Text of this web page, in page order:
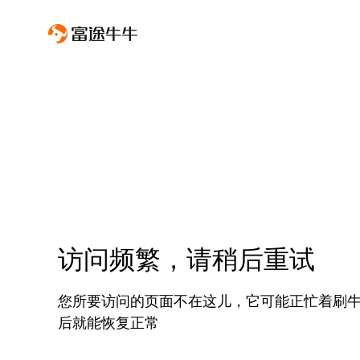
访问频繁，请稍后重试
您所要访问的页面不在这儿，它可能正忙着刷
后就能恢复正常